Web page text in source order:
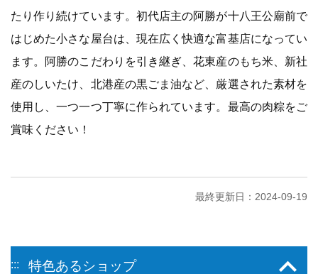
たり作り続けています。初代店主の阿勝が十八王公廟前で
はじめた小さな屋台は、現在広く快適な富基店になってい
ます。阿勝のこだわりを引き継ぎ、花東産のもち米、新社
産のしいたけ、北港産の黒ごま油など、厳選された素材を
使用し、一つ一つ丁寧に作られています。最高の肉粽をご
賞味ください！
最終更新日：2024-09-19
::: 特色あるショップ